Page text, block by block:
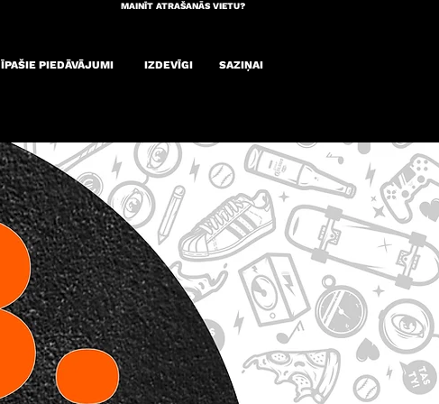
MAINĪT ATRAŠANĀS VIETU?
ĪPAŠIE PIEDĀVĀJUMI IZDEVĪGI SAZIŅAI